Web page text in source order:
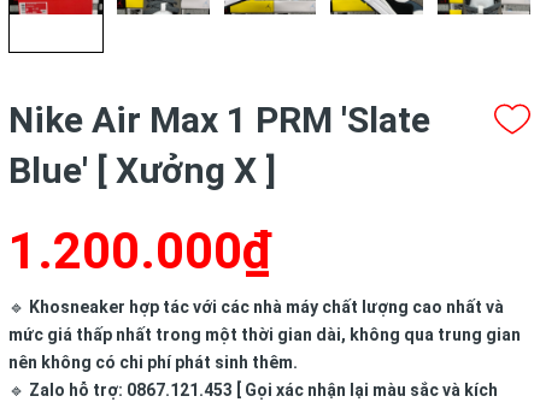
Nike Air Max 1 PRM 'Slate
Blue' [ Xưởng X ]
1.200.000₫
🔹 Khosneaker hợp tác với các nhà máy chất lượng cao nhất và
mức giá thấp nhất trong một thời gian dài, không qua trung gian
nên không có chi phí phát sinh thêm.
🔹 Zalo hỗ trợ: 0867.121.453 [ Gọi xác nhận lại màu sắc và kích